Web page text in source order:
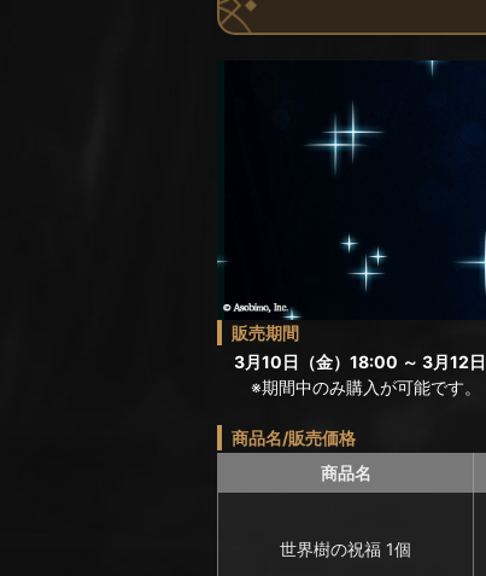
販売期間
3月10日（金）18:00 ～ 3月12
※期間中のみ購入が可能です。
商品名/販売価格
商品名
世界樹の祝福 1個